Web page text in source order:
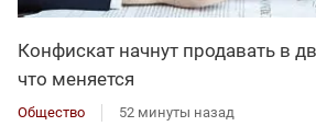
Конфискат начнут продавать в
что меняется
Общество 52 минуты назад